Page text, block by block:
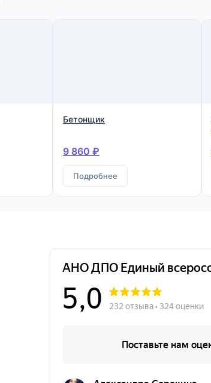
Бетонщик
9 860 ₽
Подробнее